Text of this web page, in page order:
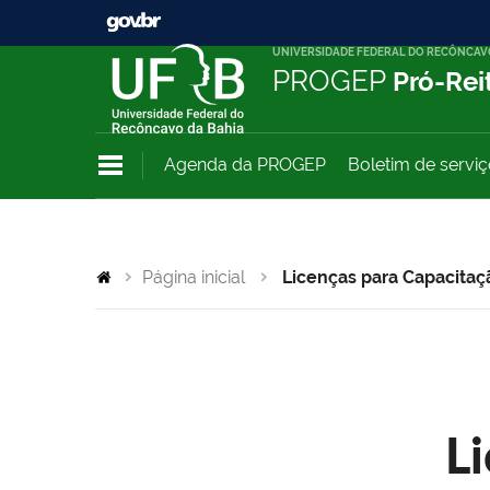
UNIVERSIDADE FEDERAL DO
PROGEP Pró-
Agenda da PROGEP Boletim de
Página inicial Licenças para